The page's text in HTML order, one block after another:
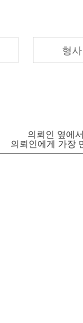
형사
의뢰인 옆에
의뢰인에게 가장